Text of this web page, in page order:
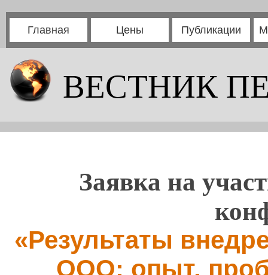
Главная Цены Публикации
ВЕСТНИК
Заявка на
«Результаты
ООО: опыт,